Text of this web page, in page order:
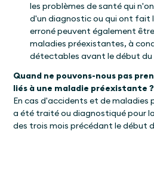
les problèmes de santé qui
d'un diagnostic ou qui ont
erroné peuvent également
maladies préexistantes, à
détectables avant le début
Quand ne pouvons-nous pas
liés à une maladie préexistante ?
En cas d'accidents et de maladies
a été traité ou diagnostiqué pour
des trois mois précédant le début